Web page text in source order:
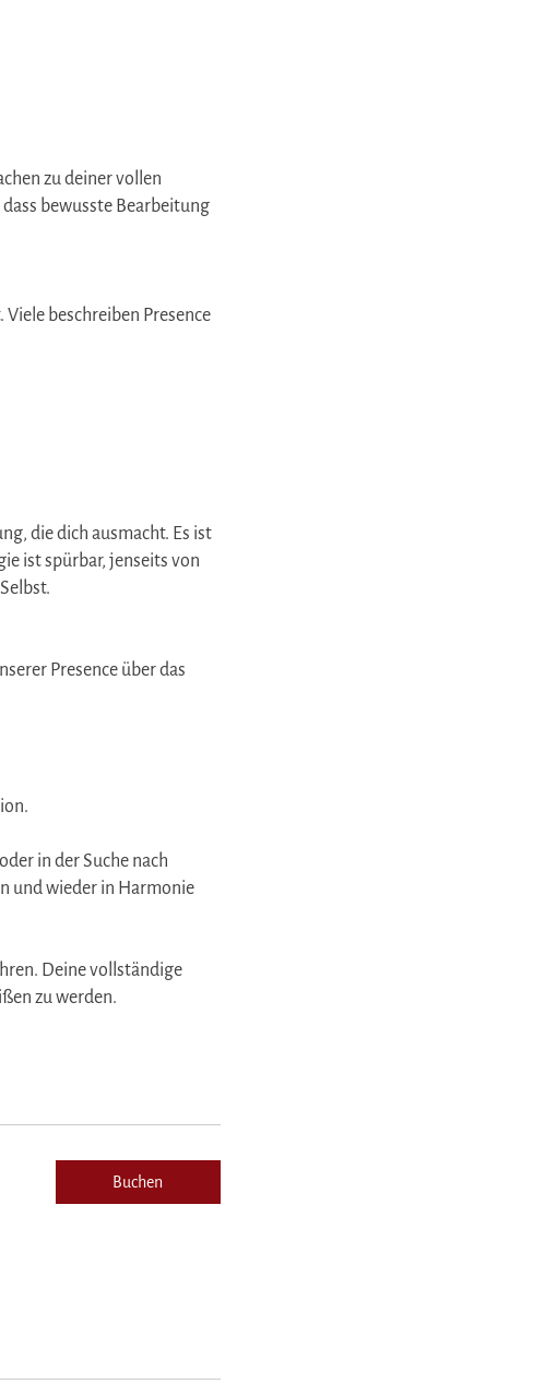
zu deiner vollen
bewusste Bearbeitung
Viele beschreiben Presence
die dich ausmacht. Es ist
ist spürbar, jenseits von
Presence über das
in der Suche nach
und wieder in Harmonie
Deine vollständige
zu werden.
Buchen